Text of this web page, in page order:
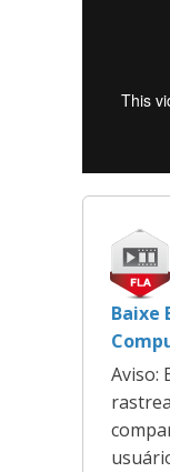
Baixe
Aviso: